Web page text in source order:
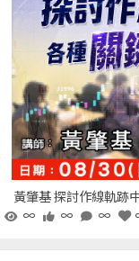
黃肇基 探討作線軌跡
∞
∞ ∞